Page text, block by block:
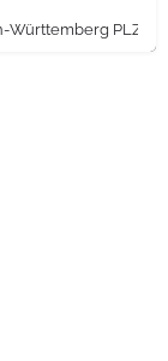
Württemberg PLZ